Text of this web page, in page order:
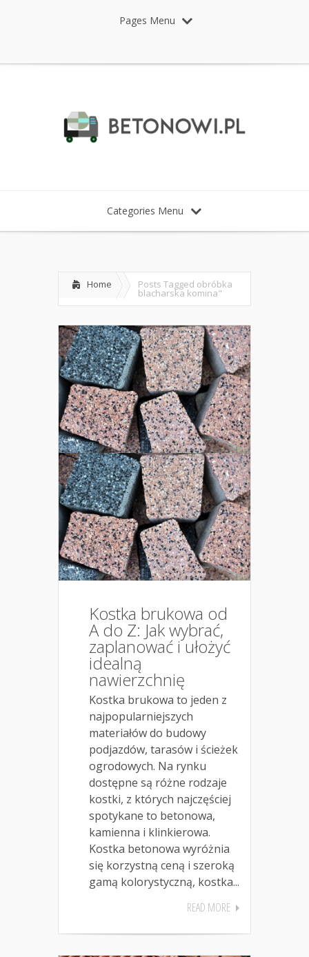
Pages Menu
Categories Menu
Home Posts Tagged obróbka
blacharska komina"
Kostka brukowa od
A do Z: Jak wybrać,
zaplanować i ułożyć
idealną
nawierzchnię
Kostka brukowa to jeden z
najpopularniejszych
materiałów do budowy
podjazdów, tarasów i ścieżek
ogrodowych. Na rynku
dostępne są różne rodzaje
kostki, z których najczęściej
spotykane to betonowa,
kamienna i klinkierowa.
Kostka betonowa wyróżnia
się korzystną ceną i szeroką
gamą kolorystyczną, kostka...
READ MORE